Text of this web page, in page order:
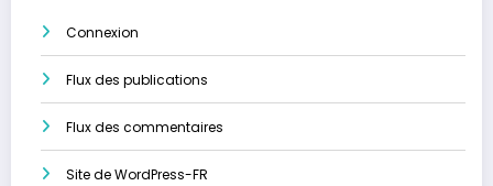
Connexion
Flux des publications
Flux des commentaires
Site de WordPress-FR